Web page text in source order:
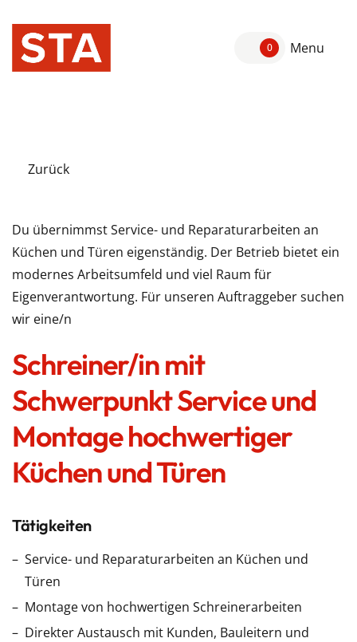
0 Menu
Zurück
Du übernimmst Service- und Reparaturarbeiten an
Küchen und Türen eigenständig. Der Betrieb bietet ein
modernes Arbeitsumfeld und viel Raum für
Eigenverantwortung. Für unseren Auftraggeber suchen
wir eine/n
Schreiner/in mit
Schwerpunkt Service und
Montage hochwertiger
Küchen und Türen
Tätigkeiten
Service- und Reparaturarbeiten an Küchen und
Türen
Montage von hochwertigen Schreinerarbeiten
Direkter Austausch mit Kunden, Bauleitern und